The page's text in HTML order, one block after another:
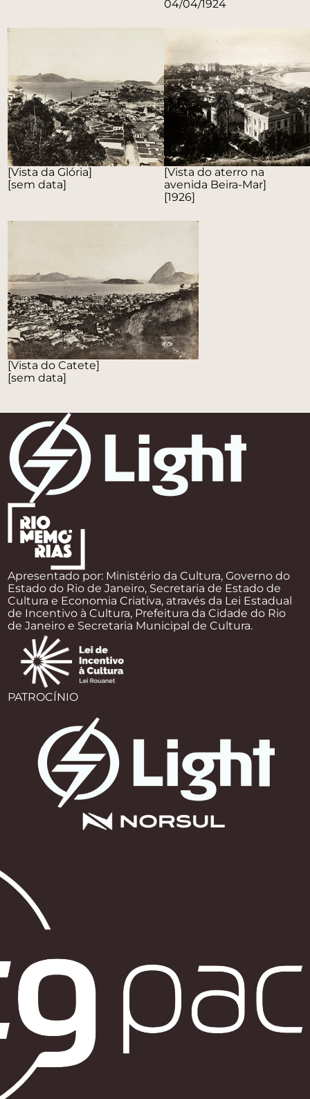
04/04/1924
[Vista da Glória]
[sem data]
[Vista do aterro na
avenida Beira-Mar]
[1926]
[Vista do Catete]
[sem data]
Apresentado por: Ministério da Cultura, Governo do
Estado do Rio de Janeiro, Secretaria de Estado de
Cultura e Economia Criativa, através da Lei Estadual
de Incentivo à Cultura, Prefeitura da Cidade do Rio
de Janeiro e Secretaria Municipal de Cultura.
PATROCÍNIO